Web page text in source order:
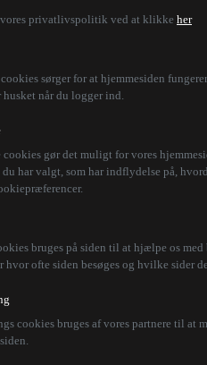
vores privatlivspolitik ved at klikke her
sørger for at hjemmesiden
når du logger ind.
gør det muligt for vores
har valgt, som har indflydelse på,
bruges på siden til at hjælpe os med
hvor ofte siden besøges og hvilke sider
cookies bruges af vores partnere til at
over
dag på